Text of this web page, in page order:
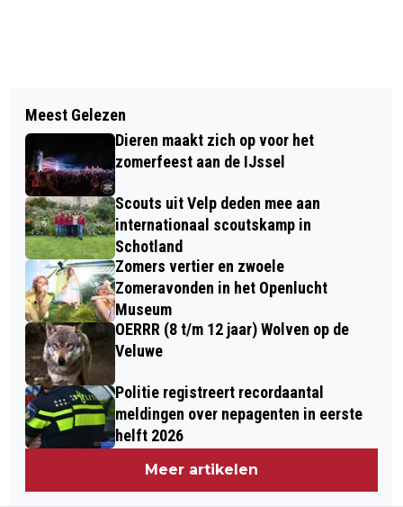
VRIJWILLIGERS GEZOCHT: HELP MEE
MET HET TELLEN VAN VLEERMUIZEN
IN DIEREN
HUISDIER VAN DE WEEK: BENJI
Meest Gelezen
Dieren maakt zich op voor het
zomerfeest aan de IJssel
Scouts uit Velp deden mee aan
internationaal scoutskamp in
Schotland
Zomers vertier en zwoele
Zomeravonden in het Openlucht
Museum
OERRR (8 t/m 12 jaar) Wolven op de
Veluwe
Politie registreert recordaantal
meldingen over nepagenten in eerste
helft 2026
Meer artikelen